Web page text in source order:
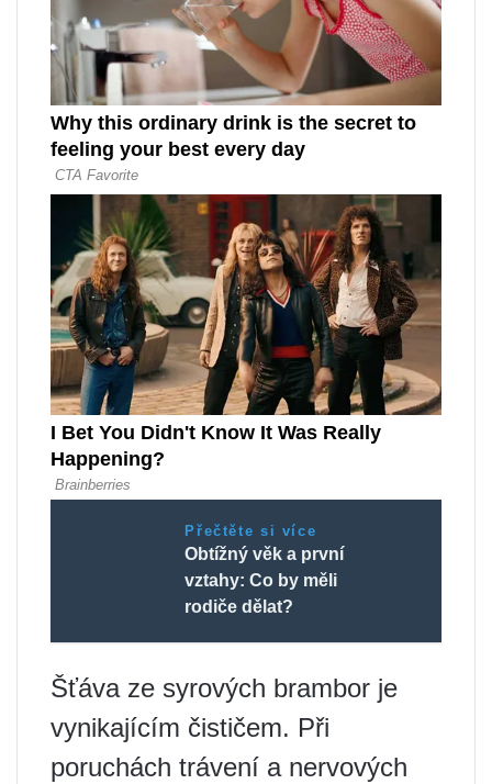
Přečtěte si více
Obtížný věk a první
vztahy: Co by měli
rodiče dělat?
Šťáva ze syrových brambor je
vynikajícím čističem. Při
poruchách trávení a nervových